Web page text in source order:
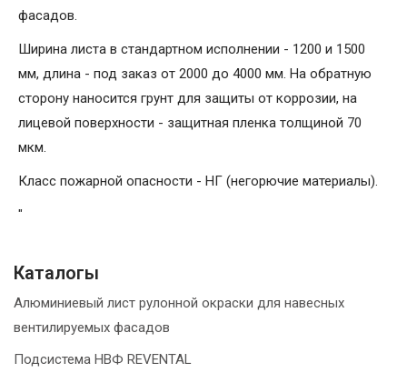
фасадов.
Ширина листа в стандартном исполнении - 1200 и 1500
мм, длина - под заказ от 2000 до 4000 мм. На обратную
сторону наносится грунт для защиты от коррозии, на
лицевой поверхности - защитная пленка толщиной 70
мкм.
Класс пожарной опасности - НГ (негорючие материалы).
"
Каталогы
Алюминиевый лист рулонной окраски для навесных
вентилируемых фасадов
Подсистема НВФ REVENTAL